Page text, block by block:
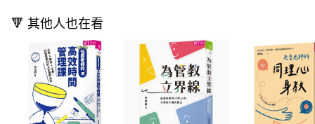
🔻 其他人也在看